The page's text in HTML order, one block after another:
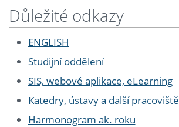
Důležité odkazy
ENGLISH
Studijní oddělení
SIS, webové aplikace, eLearning
Katedry, ústavy a další pracoviště
Harmonogram ak. roku